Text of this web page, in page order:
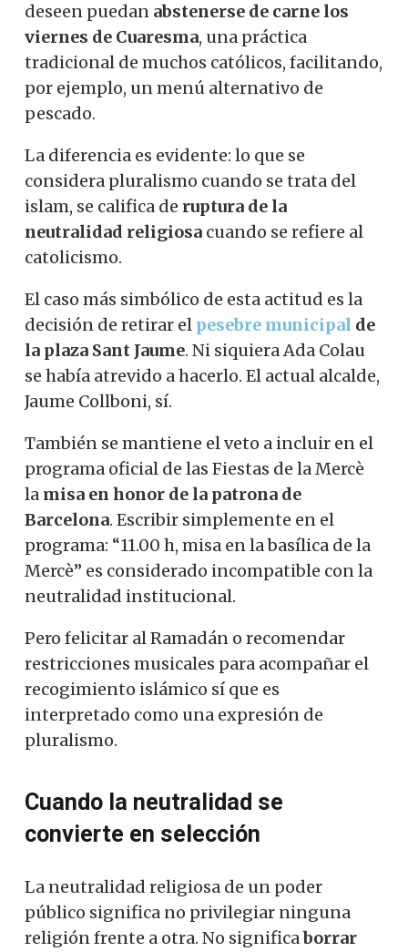
deseen puedan abstenerse de carne los
viernes de Cuaresma, una práctica
tradicional de muchos católicos, facilitando,
por ejemplo, un menú alternativo de
pescado.
La diferencia es evidente: lo que se
considera pluralismo cuando se trata del
islam, se califica de ruptura de la
neutralidad religiosa cuando se refiere al
catolicismo.
El caso más simbólico de esta actitud es la
decisión de retirar el pesebre municipal de
la plaza Sant Jaume. Ni siquiera Ada Colau
se había atrevido a hacerlo. El actual alcalde,
Jaume Collboni, sí.
También se mantiene el veto a incluir en el
programa oficial de las Fiestas de la Mercè
la misa en honor de la patrona de
Barcelona. Escribir simplemente en el
programa: “11.00 h, misa en la basílica de la
Mercè” es considerado incompatible con la
neutralidad institucional.
Pero felicitar al Ramadán o recomendar
restricciones musicales para acompañar el
recogimiento islámico sí que es
interpretado como una expresión de
pluralismo.
Cuando la neutralidad se
convierte en selección
La neutralidad religiosa de un poder
público significa no privilegiar ninguna
religión frente a otra. No significaborrar